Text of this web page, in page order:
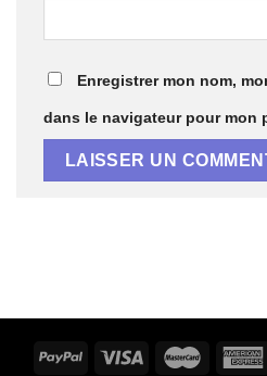
Enregistrer mon nom,
dans le navigateur pour mon